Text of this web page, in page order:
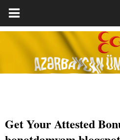
Get Your Attested